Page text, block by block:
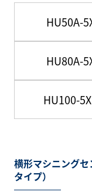
HU50A-
HU80A-
HU100-
横形マシニング
タイプ）